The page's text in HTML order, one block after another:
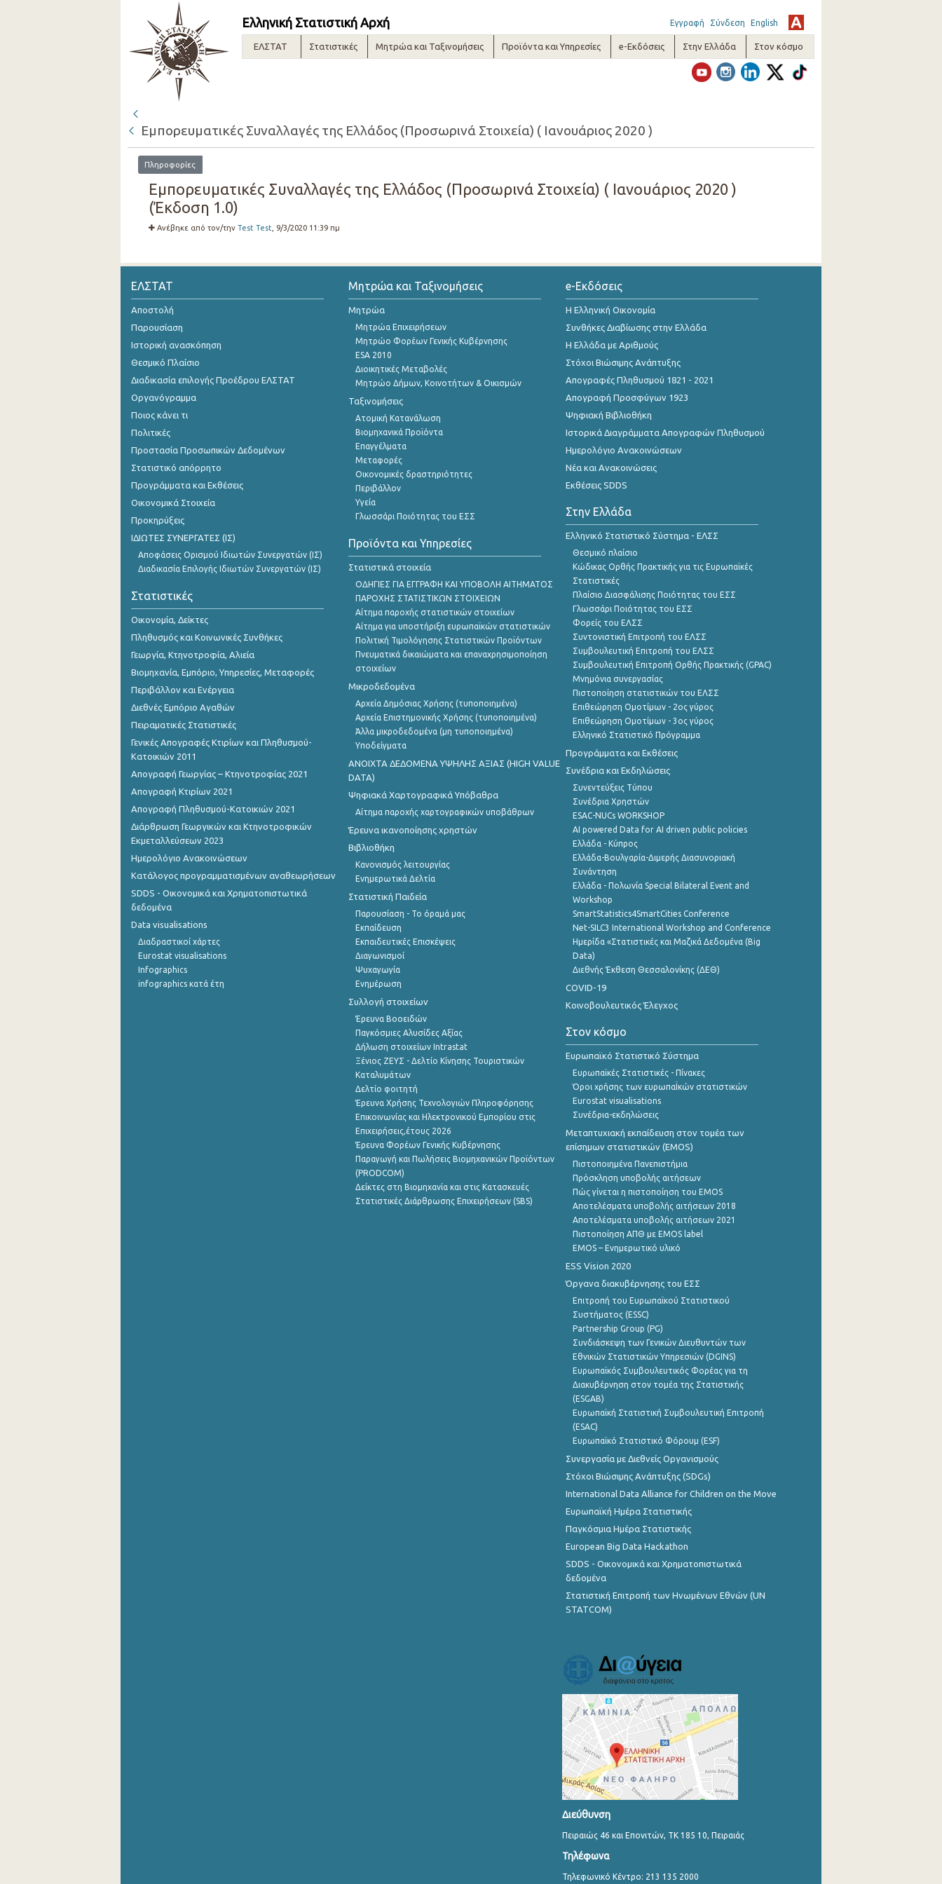
Ελληνική Στατιστική Αρχή Εγγραφή Σύνδεση English
ΕΛΣΤΑΤ Στατιστικές Μητρώα και Ταξινομήσεις Προϊόντα και Υπηρεσίες e-Εκδόσεις Στην Ελλάδα Στον κόσμο
Εμπορευματικές Συναλλαγές της Ελλάδος (Προσωρινά Στοιχεία) ( Ιανουάριος 2020 )
Πληροφορίες
Εμπορευματικές Συναλλαγές της Ελλάδος (Προσωρινά Στοιχεία) ( Ιανουάριος 2020 )
(Έκδοση 1.0)
Ανέβηκε από τον/την Test Test , 9/3/2020 11:39 πμ
ΕΛΣΤΑΤ
Αποστολή
Παρουσίαση
Ιστορική ανασκόπηση
Θεσμικό Πλαίσιο
Διαδικασία επιλογής Προέδρου ΕΛΣΤΑΤ
Οργανόγραμμα
Ποιος κάνει τι
Πολιτικές
Προστασία Προσωπικών Δεδομένων
Στατιστικό απόρρητο
Προγράμματα και Εκθέσεις
Οικονομικά Στοιχεία
Προκηρύξεις
ΙΔΙΩΤΕΣ ΣΥΝΕΡΓΑΤΕΣ (ΙΣ)
Αποφάσεις Ορισμού Ιδιωτών Συνεργατών (ΙΣ)
Διαδικασία Επιλογής Ιδιωτών Συνεργατών (ΙΣ)
Στατιστικές
Οικονομία, Δείκτες
Πληθυσμός και Κοινωνικές Συνθήκες
Γεωργία, Κτηνοτροφία, Αλιεία
Βιομηχανία, Εμπόριο, Υπηρεσίες, Μεταφορές
Περιβάλλον και Ενέργεια
Διεθνές Εμπόριο Αγαθών
Πειραματικές Στατιστικές
Γενικές Απογραφές Κτιρίων και Πληθυσμού-
Κατοικιών 2011
Απογραφή Γεωργίας – Κτηνοτροφίας 2021
Απογραφή Κτιρίων 2021
Απογραφή Πληθυσμού-Κατοικιών 2021
Διάρθρωση Γεωργικών και Κτηνοτροφικών
Εκμεταλλεύσεων 2023
Ημερολόγιο Ανακοινώσεων
Κατάλογος προγραμματισμένων αναθεωρήσεων
SDDS - Οικονομικά και Χρηματοπιστωτικά
δεδομένα
Data visualisations
Διαδραστικοί χάρτες
Eurostat visualisations
Infographics
infographics κατά έτη
Μητρώα και Ταξινομήσεις
Μητρώα
Μητρώα Επιχειρήσεων
Μητρώο Φορέων Γενικής Κυβέρνησης
ESA 2010
Διοικητικές Μεταβολές
Μητρώο Δήμων, Κοινοτήτων & Οικισμών
Ταξινομήσεις
Ατομική Κατανάλωση
Βιομηχανικά Προϊόντα
Επαγγέλματα
Μεταφορές
Οικονομικές δραστηριότητες
Περιβάλλον
Υγεία
Γλωσσάρι Ποιότητας του ΕΣΣ
Προϊόντα και Υπηρεσίες
Στατιστικά στοιχεία
ΟΔΗΓΙΕΣ ΓΙΑ ΕΓΓΡΑΦΗ ΚΑΙ ΥΠΟΒΟΛΗ ΑΙΤΗΜΑΤΟΣ
ΠΑΡΟΧΗΣ ΣΤΑΤΙΣΤΙΚΩΝ ΣΤΟΙΧΕΙΩΝ
Αίτημα παροχής στατιστικών στοιχείων
Αίτημα για υποστήριξη ευρωπαϊκών στατιστικών
Πολιτική Τιμολόγησης Στατιστικών Προϊόντων
Πνευματικά δικαιώματα και επαναχρησιμοποίηση
στοιχείων
Μικροδεδομένα
Αρχεία Δημόσιας Χρήσης (τυποποιημένα)
Αρχεία Επιστημονικής Χρήσης (τυποποιημένα)
Άλλα μικροδεδομένα (μη τυποποιημένα)
Υποδείγματα
ANOIXTA ΔΕΔΟΜΕΝΑ ΥΨΗΛΗΣ ΑΞΙΑΣ (HIGH VALUE
DATA)
Ψηφιακά Χαρτογραφικά Υπόβαθρα
Αίτημα παροχής χαρτογραφικών υποβάθρων
Έρευνα ικανοποίησης χρηστών
Βιβλιοθήκη
Κανονισμός λειτουργίας
Ενημερωτικά Δελτία
Στατιστική Παιδεία
Παρουσίαση - Το όραμά μας
Εκπαίδευση
Εκπαιδευτικές Επισκέψεις
Διαγωνισμοί
Ψυχαγωγία
Ενημέρωση
Συλλογή στοιχείων
Έρευνα Βοοειδών
Παγκόσμιες Αλυσίδες Αξίας
Δήλωση στοιχείων Intrastat
Ξένιος ΖΕΥΣ - Δελτίο Κίνησης Τουριστικών
Καταλυμάτων
Δελτίο φοιτητή
Έρευνα Χρήσης Τεχνολογιών Πληροφόρησης
Επικοινωνίας και Ηλεκτρονικού Εμπορίου στις
Επιχειρήσεις,έτους 2026
Έρευνα Φορέων Γενικής Κυβέρνησης
Παραγωγή και Πωλήσεις Βιομηχανικών Προϊόντων
(PRODCOM)
Δείκτες στη Βιομηχανία και στις Κατασκευές
Στατιστικές Διάρθρωσης Επιχειρήσεων (SBS)
e-Εκδόσεις
Η Ελληνική Οικονομία
Συνθήκες Διαβίωσης στην Ελλάδα
Η Ελλάδα με Αριθμούς
Στόχοι Βιώσιμης Ανάπτυξης
Απογραφές Πληθυσμού 1821 - 2021
Απογραφή Προσφύγων 1923
Ψηφιακή Βιβλιοθήκη
Ιστορικά Διαγράμματα Απογραφών Πληθυσμού
Ημερολόγιο Ανακοινώσεων
Νέα και Ανακοινώσεις
Εκθέσεις SDDS
Στην Ελλάδα
Ελληνικό Στατιστικό Σύστημα - ΕΛΣΣ
Θεσμικό πλαίσιο
Κώδικας Ορθής Πρακτικής για τις Ευρωπαϊκές
Στατιστικές
Πλαίσιο Διασφάλισης Ποιότητας του ΕΣΣ
Γλωσσάρι Ποιότητας του ΕΣΣ
Φορείς του ΕΛΣΣ
Συντονιστική Επιτροπή του ΕΛΣΣ
Συμβουλευτική Επιτροπή του ΕΛΣΣ
Συμβουλευτική Επιτροπή Ορθής Πρακτικής (GPAC)
Μνημόνια συνεργασίας
Πιστοποίηση στατιστικών του ΕΛΣΣ
Επιθεώρηση Ομοτίμων - 2ος γύρος
Επιθεώρηση Ομοτίμων - 3ος γύρος
Ελληνικό Στατιστικό Πρόγραμμα
Προγράμματα και Εκθέσεις
Συνέδρια και Εκδηλώσεις
Συνεντεύξεις Τύπου
Συνέδρια Χρηστών
ESAC-NUCs WORKSHOP
AI powered Data for AI driven public policies
Ελλάδα - Κύπρος
Ελλάδα-Βουλγαρία-Διμερής Διασυνοριακή
Συνάντηση
Ελλάδα - Πολωνία Special Bilateral Event and
Workshop
SmartStatistics4SmartCities Conference
Net-SILC3 International Workshop and Conference
Ημερίδα «Στατιστικές και Μαζικά Δεδομένα (Big
Data)
Διεθνής Έκθεση Θεσσαλονίκης (ΔΕΘ)
COVID-19
Κοινοβουλευτικός Έλεγχος
Στον κόσμο
Ευρωπαϊκό Στατιστικό Σύστημα
Ευρωπαϊκές Στατιστικές - Πίνακες
Όροι χρήσης των ευρωπαΪκών στατιστικών
Eurostat visualisations
Συνέδρια-εκδηλώσεις
Μεταπτυχιακή εκπαίδευση στον τομέα των
επίσημων στατιστικών (EMOS)
Πιστοποιημένα Πανεπιστήμια
Πρόσκληση υποβολής αιτήσεων
Πώς γίνεται η πιστοποίηση του EMOS
Αποτελέσματα υποβολής αιτήσεων 2018
Αποτελέσματα υποβολής αιτήσεων 2021
Πιστοποίηση ΑΠΘ με EMOS label
EMOS – Ενημερωτικό υλικό
ESS Vision 2020
Όργανα διακυβέρνησης του ΕΣΣ
Επιτροπή του Ευρωπαϊκού Στατιστικού
Συστήματος (ESSC)
Partnership Group (PG)
Συνδιάσκεψη των Γενικών Διευθυντών των
Εθνικών Στατιστικών Υπηρεσιών (DGINS)
Ευρωπαϊκός Συμβουλευτικός Φορέας για τη
Διακυβέρνηση στον τομέα της Στατιστικής
(ESGAB)
Ευρωπαϊκή Στατιστική Συμβουλευτική Επιτροπή
(ESAC)
Ευρωπαϊκό Στατιστικό Φόρουμ (ESF)
Συνεργασία με Διεθνείς Οργανισμούς
Στόχοι Βιώσιμης Ανάπτυξης (SDGs)
International Data Alliance for Children on the Move
Ευρωπαϊκή Ημέρα Στατιστικής
Παγκόσμια Ημέρα Στατιστικής
European Big Data Hackathon
SDDS - Οικονομικά και Χρηματοπιστωτικά
δεδομένα
Στατιστική Επιτροπή των Ηνωμένων Εθνών (UN
STATCOM)
Διεύθυνση
Πειραιώς 46 και Επονιτών, ΤΚ 185 10, Πειραιάς
Τηλέφωνα
Τηλεφωνικό Κέντρο: 213 135 2000